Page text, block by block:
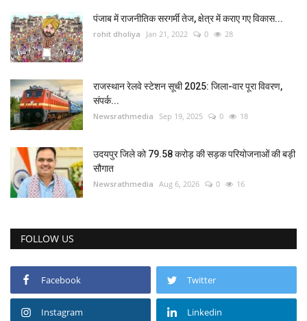
पंजाब में राजनीतिक सरगर्मी तेज, क्षेत्र में कराए गए विकास...
rohit dholiya Jan 21, 2022 0 28
राजस्थान रेलवे स्टेशन सूची 2025: जिला-वार पूरा विवरण,
संपर्क...
Newsrathmedia Sep 19, 2025 0 18
उदयपुर जिले को 79.58 करोड़ की सड़क परियोजनाओं की बड़ी
सौगात
Newsrathmedia Aug 6, 2026 0 16
FOLLOW US
Facebook Twitter
Instagram Linkedin